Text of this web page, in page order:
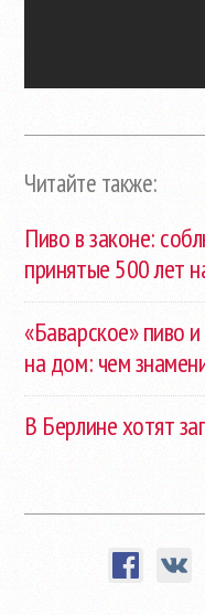
Читайте также:
Пиво в законе:
принятые 500 лет
«Баварское» пиво
на дом: чем
В Берлине хотят